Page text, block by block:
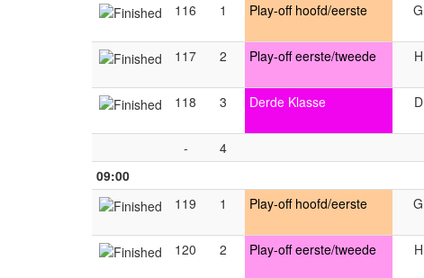
116
1 Play-off hoofd/eerste G
117
2 Play-off eerste/tweede H
118
3 Derde Klasse D
-
4
09:00
119
1 Play-off hoofd/eerste G
120
2 Play-off eerste/tweede H